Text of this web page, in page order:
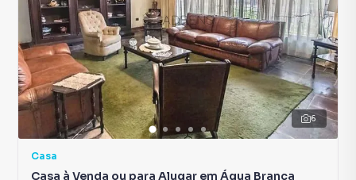
6
Casa
Casa à Venda ou para Alugar em Água Branca